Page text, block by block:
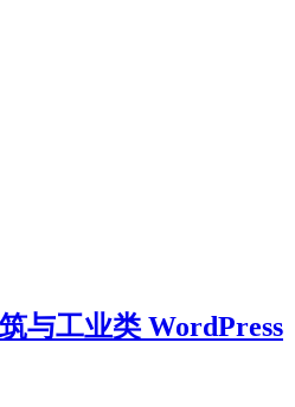
与工业类 WordPress